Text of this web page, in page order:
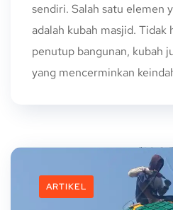
sendiri. Salah satu elemen
adalah kubah masjid. Tidak
penutup bangunan, kubah
yang mencerminkan
ARTIKEL